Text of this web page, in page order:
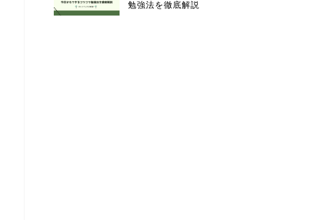
勉強法を徹底解説